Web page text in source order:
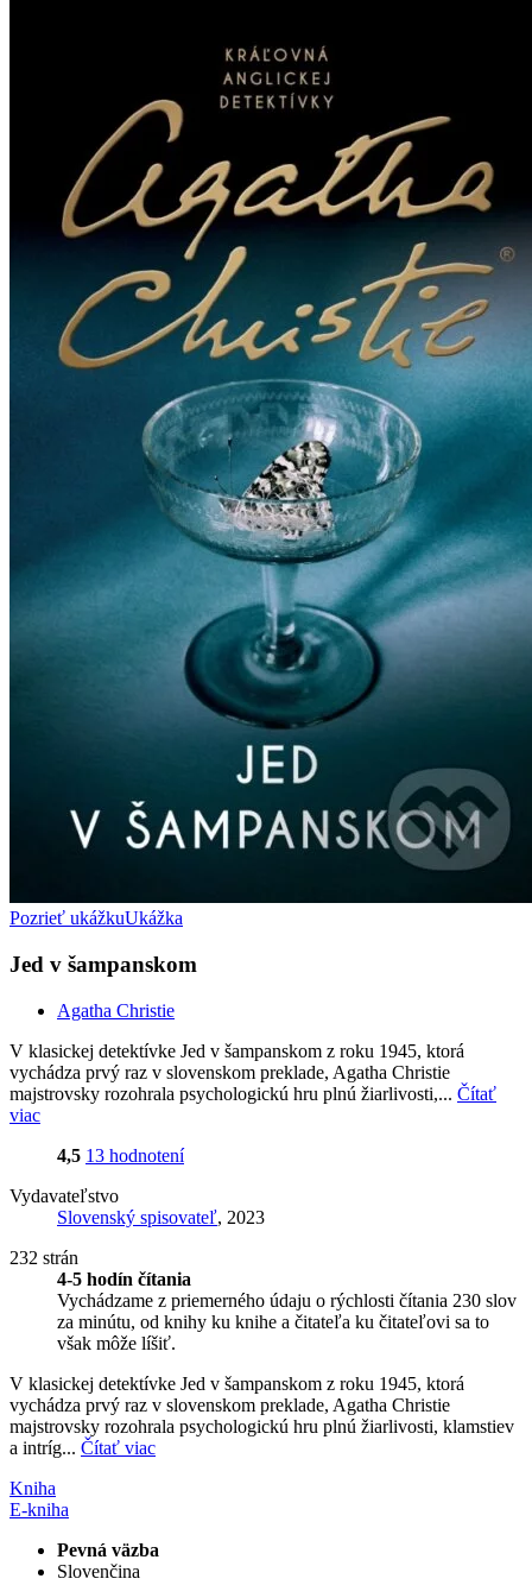
Pozrieť ukážkuUkážka
Jed v šampanskom
Agatha Christie
V klasickej detektívke Jed v šampanskom z roku 1945, ktorá
vychádza prvý raz v slovenskom preklade, Agatha Christie
majstrovsky rozohrala psychologickú hru plnú žiarlivosti,... Čítať
viac
4,5 13 hodnotení
Vydavateľstvo
Slovenský spisovateľ, 2023
232 strán
4-5 hodín čítania
Vychádzame z priemerného údaju o rýchlosti čítania 230 slov
za minútu, od knihy ku knihe a čitateľa ku čitateľovi sa to
však môže líšiť.
V klasickej detektívke Jed v šampanskom z roku 1945, ktorá
vychádza prvý raz v slovenskom preklade, Agatha Christie
majstrovsky rozohrala psychologickú hru plnú žiarlivosti, klamstiev
a intríg... Čítať viac
Kniha
E-kniha
Pevná väzba
Slovenčina